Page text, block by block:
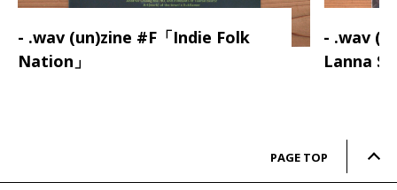
- .wav (un)zine #F「Indie Folk
Nation」
- .wav
Lanna
PAGE TOP